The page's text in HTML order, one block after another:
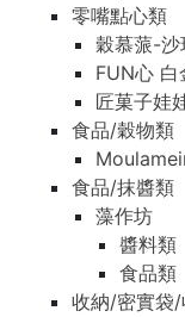
零嘴點心類
穀慕蒎-沙
FUN心 白
匠菓子娃
食品/穀物類
食品/抹醬類
藻作坊
醬料類
食品類
收納/密實袋